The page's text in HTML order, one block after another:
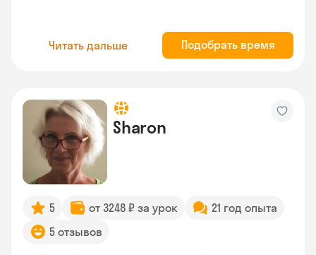
Читать дальше Подобрать время
Sharon
5 от 3248 ₽ за урок
21 год опыта
5 отзывов